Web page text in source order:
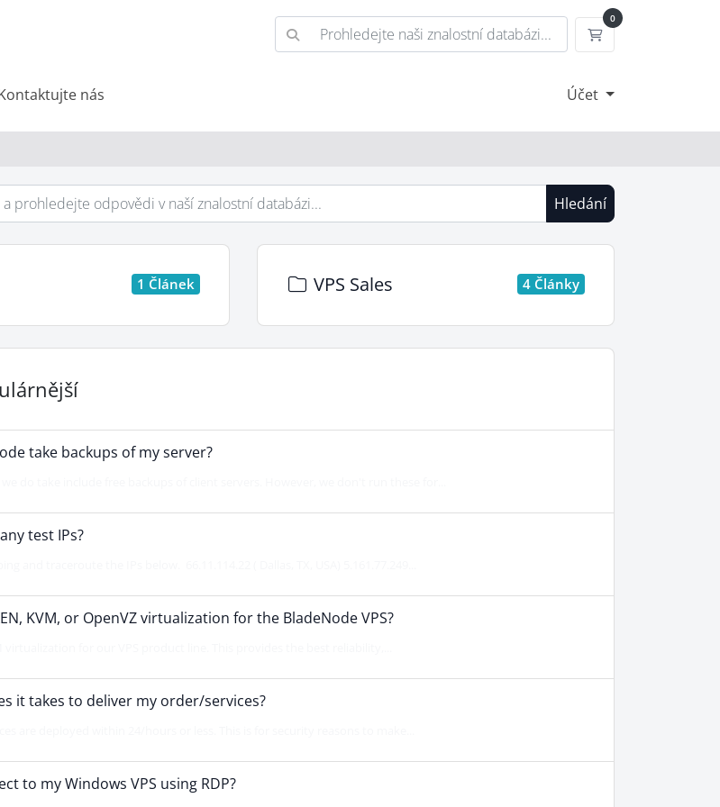
0
Nákupní Košík
nás Účet
Hledání
1 Článek 4 Články
VPS Sales
take backups of my server?
test IPs?
KVM, or OpenVZ virtualization for the BladeNode VPS?
it takes to deliver my order/services?
to my Windows VPS using RDP?